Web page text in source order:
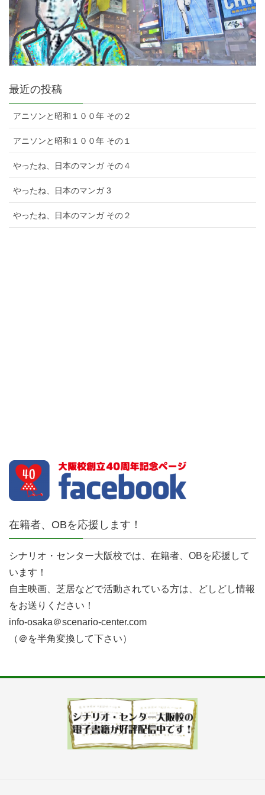
最近の投稿
アニソンと昭和１００年 その２
アニソンと昭和１００年 その１
やったね、日本のマンガ その４
やったね、日本のマンガ 3
やったね、日本のマンガ その２
在籍者、OBを応援します！
シナリオ・センター大阪校では、在籍者、OBを応援して
います！
自主映画、芝居などで活動されている方は、どしどし情報
をお送りください！
info-osaka＠scenario-center.com
（＠を半角変換して下さい）